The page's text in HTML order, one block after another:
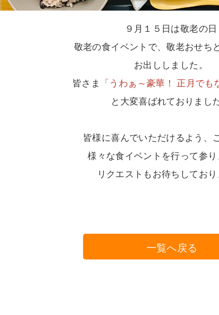
９月１５日は敬老の日
敬老の食イベントで、敬老おせち
お出ししました。
皆さま
「うわぁ～豪華！ 正月でも
と大変喜ばれておりました
皆様に喜んでいただけるよう、
様々な食イベントを行って参り
リクエストもお待ちしており
一覧へ戻る